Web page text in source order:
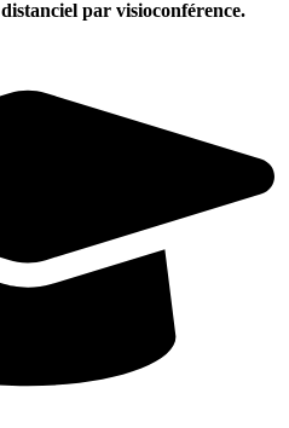
distanciel par visioconférence.